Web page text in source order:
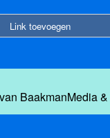
Link toevoegen
BaakmanMedia&